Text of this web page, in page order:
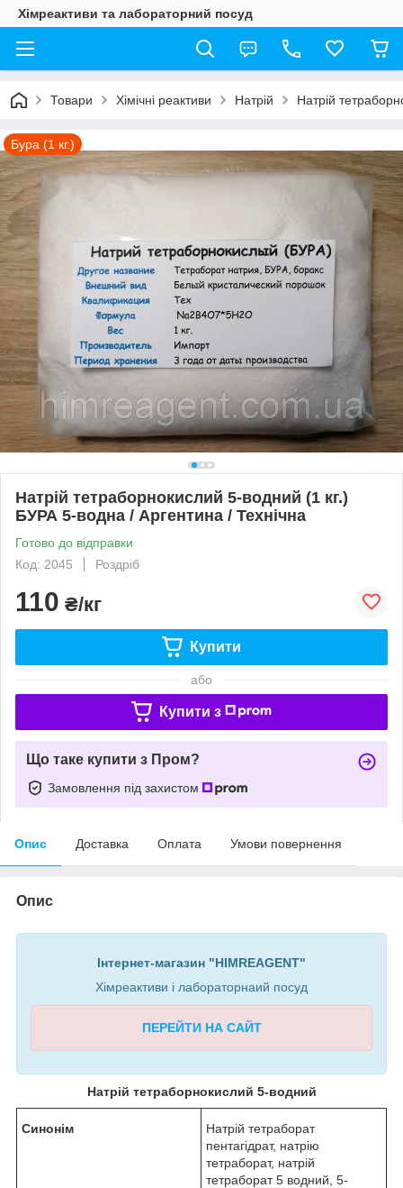
Хімреактиви та лабораторний посуд
Товари Хімічні реактиви Натрій Натрій
Бура (1 кг.)
Натрій тетраборнокислий 5-водний (1 кг.)
БУРА 5-водна / Аргентина / Технічна
Готово до відправки
Код: 2045
Роздріб
110 ₴/кг
Купити
або
Купити з
Що таке купити з Пром?
Замовлення під захистом
Опис Доставка Оплата Умови повернення
Опис
Інтернет-магазин "HIMREAGENT"
Хімреактиви і лабораторнаий посуд
ПЕРЕЙТИ НА САЙТ
Натрій тетраборнокислий 5-водний
Синонім
Натрій тетраборат
пентагідрат, натрію
тетраборат, натрій
тетраборат 5 водний, 5-